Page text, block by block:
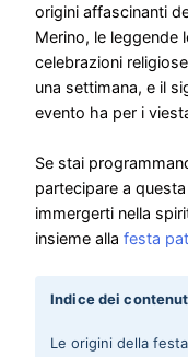
origini affascinanti
Merino, le leggende
celebrazioni
una settimana, e il
evento ha per i
Se stai
partecipare a
immergerti nella
insieme alla festa
Indice dei
Le origini della